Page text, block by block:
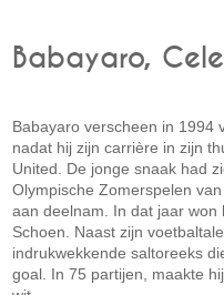
Babayaro,
Babayaro verscheen in 1994
nadat hij zijn carrière in zijn
United. De jonge snaak had
Olympische Zomerspelen
aan deelnam. In dat jaar
Schoen. Naast zijn
indrukwekkende saltoreeks
goal. In 75 partijen, maakte